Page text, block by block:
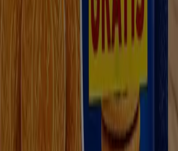
ofertas de Coviran en
de Coviran en